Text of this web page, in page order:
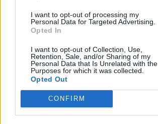
I want to opt-out of processing my
Personal Data for Targeted Advertising.
Opted In
I want to opt-out of Collection, Use,
Retention, Sale, and/or Sharing of my
Personal Data that Is Unrelated with the
Purposes for which it was collected.
Opted Out
CONFIRM